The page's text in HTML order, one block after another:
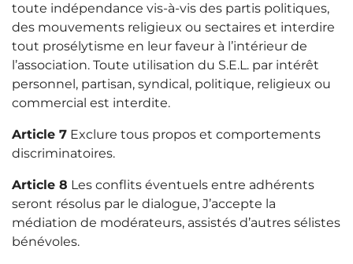
toute indépendance vis-à-vis des partis politiques,
des mouvements religieux ou sectaires et interdire
tout prosélytisme en leur faveur à l’intérieur de
l’association. Toute utilisation du S.E.L. par intérêt
personnel, partisan, syndical, politique, religieux ou
commercial est interdite.
Article 7 Exclure tous propos et comportements
discriminatoires.
Article 8 Les conflits éventuels entre adhérents
seront résolus par le dialogue, J’accepte la
médiation de modérateurs, assistés d’autres sélistes
bénévoles.